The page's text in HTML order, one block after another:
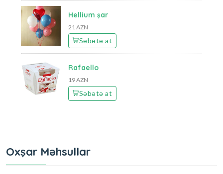
Hellium şar
21 AZN
Səbətə at
Rafaello
19 AZN
Səbətə at
Oxşar Məhsullar